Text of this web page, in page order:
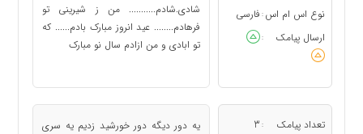
نوع اس ام اس : فارسی
ارسال پیامک
:
شادی.شادم........... من ز شیرینی تو
فرهادم........ عید انروز مبارک بادم...... که
تو ابادی و من ازادم سال نو مبارک
تعداد پیامک :
3
یه دور دیگه دور خورشید زدیم یه سری